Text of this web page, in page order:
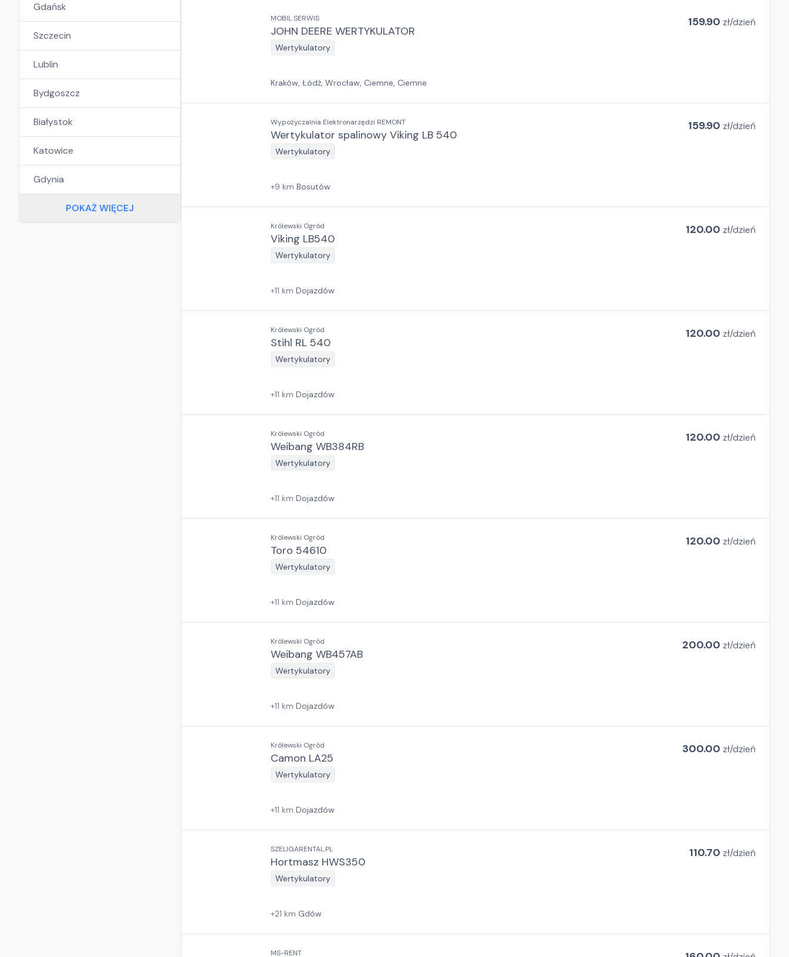
MOBIL SERWIS
JOHN DEERE WERTYKULATOR
Wertykulatory
159.90 zł/dzień
Kraków, Łódź, Wrocław, Ciemne, Ciemne
Wypożyczalnia Elektronarzędzi REMONT
Wertykulator spalinowy Viking LB 540
Wertykulatory
159.90 zł/dzień
+9 km Bosutów
Królewski Ogród
Viking LB540
Wertykulatory
120.00 zł/dzień
+11 km Dojazdów
Królewski Ogród
Stihl RL 540
Wertykulatory
120.00 zł/dzień
+11 km Dojazdów
Królewski Ogród
Weibang WB384RB
Wertykulatory
120.00 zł/dzień
+11 km Dojazdów
Królewski Ogród
Toro 54610
Wertykulatory
120.00 zł/dzień
+11 km Dojazdów
Królewski Ogród
Weibang WB457AB
Wertykulatory
200.00 zł/dzień
+11 km Dojazdów
Królewski Ogród
Camon LA25
Wertykulatory
300.00 zł/dzień
+11 km Dojazdów
SZELIGARENTAL.PL
Hortmasz HWS350
Wertykulatory
110.70 zł/dzień
+21 km Gdów
MS-RENT
Gdańsk
Szczecin
Lublin
Bydgoszcz
Białystok
Katowice
Gdynia
POKAŻ WIĘCEJ